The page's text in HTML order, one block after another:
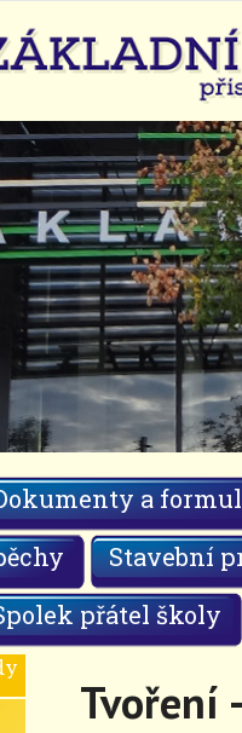
a
Stavební
přátel školy
Tvoření